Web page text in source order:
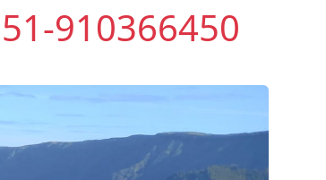
910366450